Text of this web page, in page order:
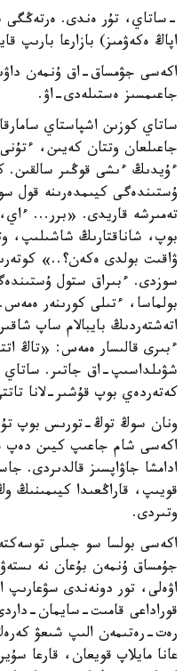
-ساتاي، تۇر ەندى. ەرتەڭگى
اپاڭ ەكەۋمىز) بازارعا بارىپ
اكەسى جۋمساق-اق ۇنمەن
جاعىمسىز ەستىلەدى-اۋ.
ساتاي كوزىن اشپاستاي
جاعىلعان وتتان كەيىن،
ءۇيدىڭ ءىشى قوڭىر سالقىن.
ۇستىندەگى كيىمدەرىنە
تەمىرشە قاريدى. «برر...
بوپ، شاناقتارىڭ شاشىلىپ،
ۋاقىت بولدى ەكەن؟..»
سوزدى. ءبىراق ستول
بولماسا، ءتىلى كورىنەر
اتەشتەردىڭ بايبالام ساپ
ءبىرى قالىسار ەمەس: «تاڭ
شۋىلداسىپ-اق جاتىر.
كەتەردەي بوپ قۇشىر-لانا
ونان سوڭ توڭ-تورىس بوپ
اكەسى شام جاعىپ كيىن دەپ
ادامشا جاۋاپسىز قالدىردى.
قويىپ، قاراڭعىدا كيىمىنىڭ
وتىردى.
اكەسى بولسا سو جىلى
جۇمساق ۇنمەن بۇعان نە
اۋەلى، تور دونەندى
قوراداعى قامىت-سايمان-
رەت-رەتىمەن الىپ شىعۋ
عانا مايلاپ قويعان، قارعا